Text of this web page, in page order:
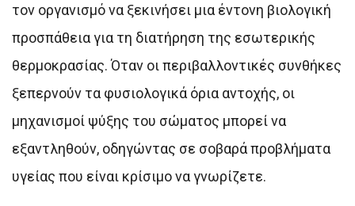
τον οργανισμό να ξεκινήσει μια έντονη βιολογική
προσπάθεια για τη διατήρηση της εσωτερικής
θερμοκρασίας. Όταν οι περιβαλλοντικές συνθήκες
ξεπερνούν τα φυσιολογικά όρια αντοχής, οι
μηχανισμοί ψύξης του σώματος μπορεί να
εξαντληθούν, οδηγώντας σε σοβαρά προβλήματα
υγείας που είναι κρίσιμο να γνωρίζετε.